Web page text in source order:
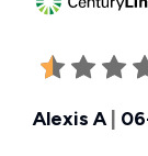
Alexis A|